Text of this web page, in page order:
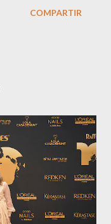
COMPARTIR